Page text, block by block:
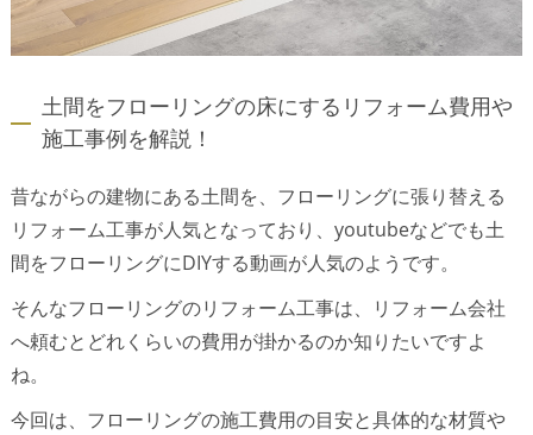
土間をフローリングの床にするリフォーム費用や
施工事例を解説！
昔ながらの建物にある土間を、フローリングに張り替える
リフォーム工事が人気となっており、youtubeなどでも土
間をフローリングにDIYする動画が人気のようです。
そんなフローリングのリフォーム工事は、リフォーム会社
へ頼むとどれくらいの費用が掛かるのか知りたいですよ
ね。
今回は、フローリングの施工費用の目安と具体的な材質や